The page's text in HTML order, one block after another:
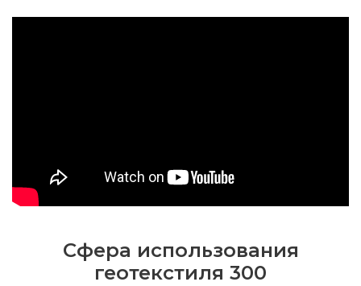
Сфера использования
геотекстиля 300